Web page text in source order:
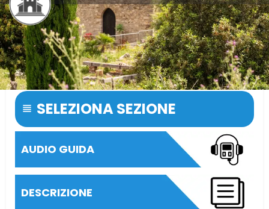
Eramo di San Felice
Uno dei luoghi più suggestivi e carichi di spiritualità del
territorio di Ventimiglia.
SELEZIONA SEZIONE
AUDIO GUIDA
DESCRIZIONE